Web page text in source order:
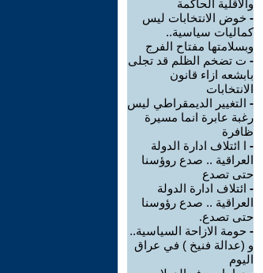
والاقلية الحاكمة
- خوض الانتخابات ليس
كماليات سياسية..
وبسلامتها مفتاح الفرج
- ت تضخم الظلم قد تجلى
بابشعه ازاء قانون
الانتخابات
- التغيير الديمقراطي ليس
رغبة عابرة انما مسيرة
ظافرة
- ا ائتلاف ادارة الدولة
العراقية .. صدع روؤسنا
حتى تصدع
- ائتلاف ادارة الدولة
العراقية .. صدع رؤوسنا
حتى تصدع.
- حومة الازاحة السياسية..
و (عدالة فنيخ ) في عراق
اليوم